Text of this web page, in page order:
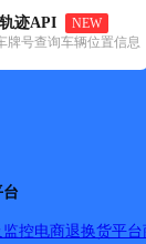
迹API
NEW
牌号查询车辆位置信息
台
监控电商退换货平台
速递(32) 宅急送